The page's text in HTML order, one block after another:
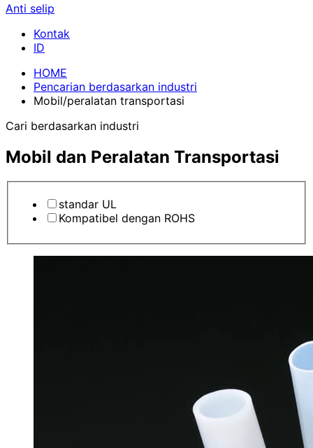
Anti selip
Kontak
HOME
Pencarian berdasarkan industri
Mobil/peralatan transportasi
Cari berdasarkan industri
Mobil dan Peralatan Transportasi
standar UL
Kompatibel dengan ROHS